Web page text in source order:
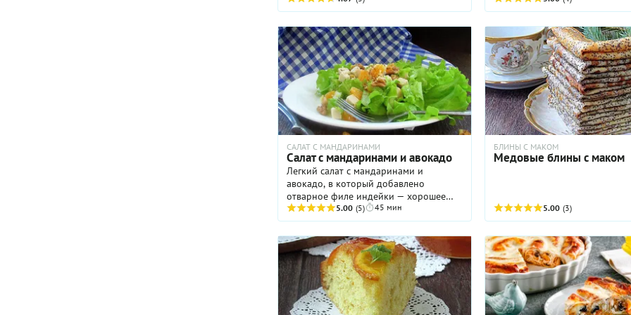
незамысловатые ингредиенты
быстрее. Хороши в теплом и в
холодном виде.
САЛАТ С МАНДАРИНАМИ
Салат с мандаринами и авокадо
Легкий салат с мандаринами и
авокадо, в который добавлено
отварное филе индейки — хорошее
начало праздничного обеда. После
него нет ощущения тяжести, и можно
продолжать трапезу, готовясь к
основному блюду. Этот же салат
поможет вам разгрузиться после
праздничных застолий и немного
похудеть, если подавать его вместо
обеда или ужина. Для тех, кто на
диете, это просто находка: свежая
5.00 (5) 45 мин
БЛИНЫ С МАКОМ
Медовые блины с маком
5.00 (3)